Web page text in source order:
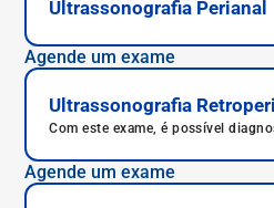
Ultrassonografia Perianal
Agende um exame
Ultrassonografia
Com este exame, é possível
adrenais e a presença de cistos
possam afetar as glândulas.
Agende um exame